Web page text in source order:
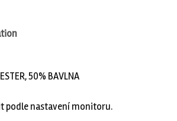
50% BAVLNA
podle nastavení monitoru.